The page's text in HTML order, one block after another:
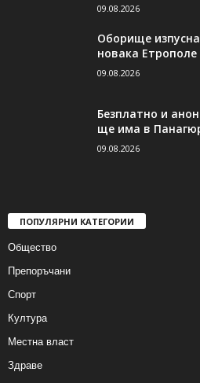
09.08.2026
Оборище
новака
09.08.2026
Безплатно и
ще има в
09.08.2026
ПОПУЛЯРНИ КАТЕГОРИИ
Общество
Препоръчани
Спорт
Култура
Местна власт
Здраве